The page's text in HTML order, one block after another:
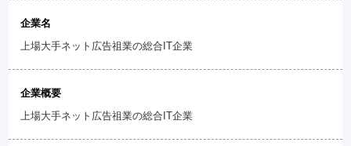
企業名
上場大手ネット広告祖業の総合IT企業
企業概要
上場大手ネット広告祖業の総合IT企業